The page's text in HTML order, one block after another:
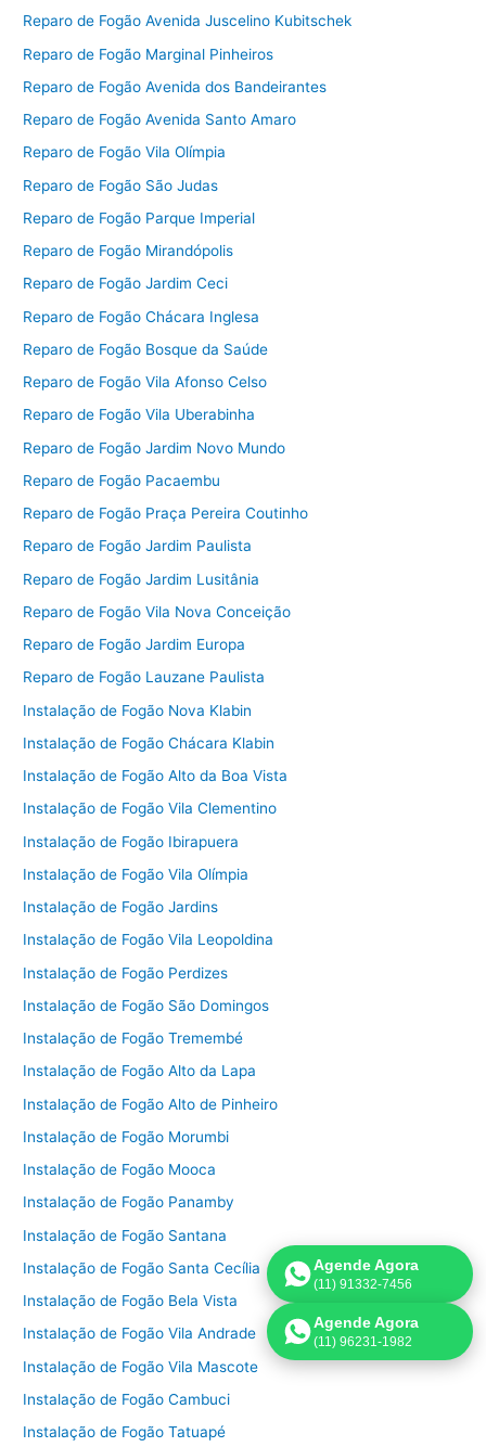
Reparo de Fogão Avenida Juscelino Kubitschek
Reparo de Fogão Marginal Pinheiros
Reparo de Fogão Avenida dos Bandeirantes
Reparo de Fogão Avenida Santo Amaro
Reparo de Fogão Vila Olímpia
Reparo de Fogão São Judas
Reparo de Fogão Parque Imperial
Reparo de Fogão Mirandópolis
Reparo de Fogão Jardim Ceci
Reparo de Fogão Chácara Inglesa
Reparo de Fogão Bosque da Saúde
Reparo de Fogão Vila Afonso Celso
Reparo de Fogão Vila Uberabinha
Reparo de Fogão Jardim Novo Mundo
Reparo de Fogão Pacaembu
Reparo de Fogão Praça Pereira Coutinho
Reparo de Fogão Jardim Paulista
Reparo de Fogão Jardim Lusitânia
Reparo de Fogão Vila Nova Conceição
Reparo de Fogão Jardim Europa
Reparo de Fogão Lauzane Paulista
Instalação de Fogão Nova Klabin
Instalação de Fogão Chácara Klabin
Instalação de Fogão Alto da Boa Vista
Instalação de Fogão Vila Clementino
Instalação de Fogão Ibirapuera
Instalação de Fogão Vila Olímpia
Instalação de Fogão Jardins
Instalação de Fogão Vila Leopoldina
Instalação de Fogão Perdizes
Instalação de Fogão São Domingos
Instalação de Fogão Tremembé
Instalação de Fogão Alto da Lapa
Instalação de Fogão Alto de Pinheiro
Instalação de Fogão Morumbi
Instalação de Fogão Mooca
Instalação de Fogão Panamby
Instalação de Fogão Santana
Instalação de Fogão Santa Cecília
Instalação de Fogão Bela Vista
Instalação de Fogão Vila Andrade
Instalação de Fogão Vila Mascote
Instalação de Fogão Cambuci
Instalação de Fogão Tatuapé
Agende Agora
(11) 91332-7456
Agende Agora
(11) 96231-1982